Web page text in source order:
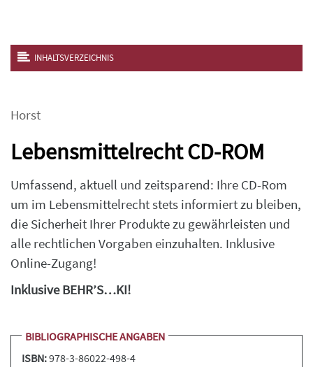
INHALTSVERZEICHNIS
Horst
Lebensmittelrecht CD-ROM
Umfassend, aktuell und zeitsparend: Ihre CD-Rom
um im Lebensmittelrecht stets informiert zu bleiben,
die Sicherheit Ihrer Produkte zu gewährleisten und
alle rechtlichen Vorgaben einzuhalten. Inklusive
Online-Zugang!
Inklusive BEHR’S…KI!
BIBLIOGRAPHISCHE ANGABEN
ISBN:978-3-86022-498-4